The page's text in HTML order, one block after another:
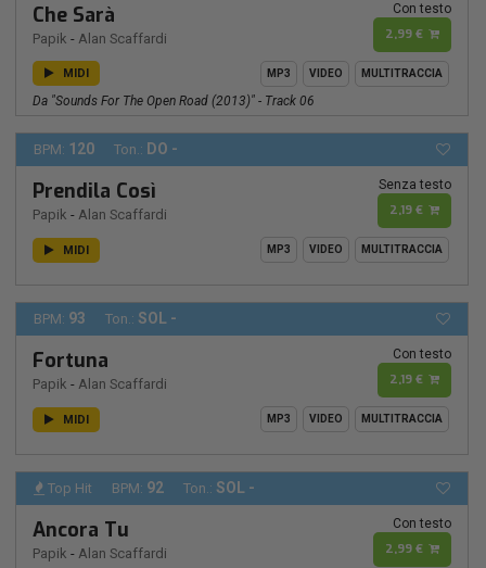
Che Sarà
Papik - Alan Scaffardi
Con testo
2,99 €
MIDI MP3 VIDEO MULTITRACCIA
Da "Sounds For The Open Road (2013)" - Track 06
BPM: 120 Ton.: DO -
Prendila Così
Papik - Alan Scaffardi
Senza testo
2,19 €
MIDI MP3 VIDEO MULTITRACCIA
BPM: 93 Ton.: SOL -
Fortuna
Papik - Alan Scaffardi
Con testo
2,19 €
MIDI MP3 VIDEO MULTITRACCIA
Top Hit BPM: 92 Ton.: SOL -
Ancora Tu
Papik - Alan Scaffardi
Con testo
2,99 €